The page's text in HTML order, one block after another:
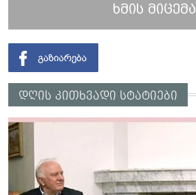
ხმის მიცემა
დღის კითხვადი სტატიები